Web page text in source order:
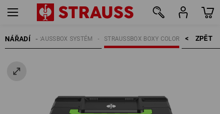
NÁŘADÍ ZPĚT    >
STRAUSSBOX BOXY COLOR
STRAUSSBOX SYSTÉM